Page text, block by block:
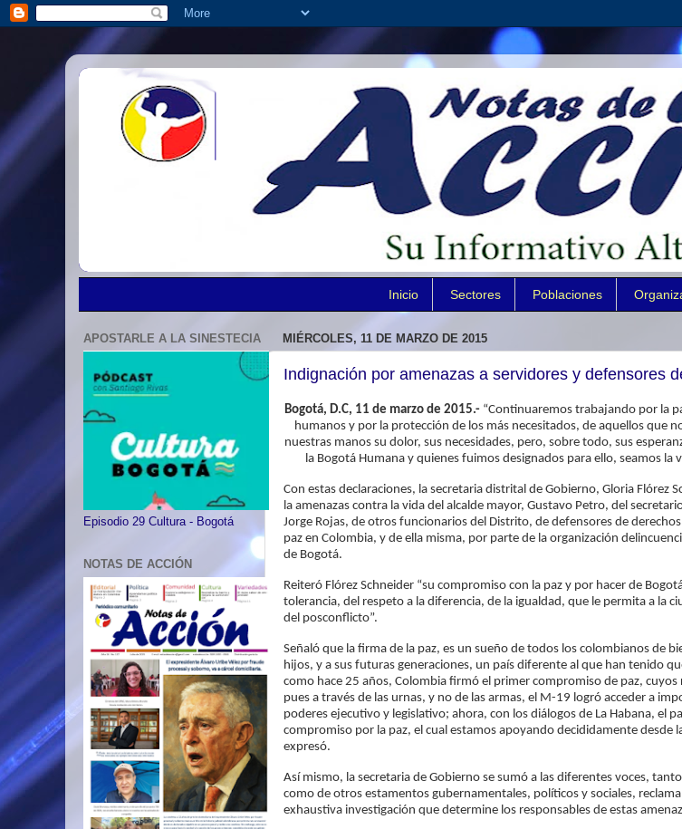
Inicio Sectores Poblaciones
MIÉRCOLES, 11 DE MARZO DE 2015
Indignación por amenazas a servidores y defensores
Bogotá, D.C, 11 de marzo de 2015.- “Continuaremos trabajando por la
humanos y por la protección de los más necesitados, de aquellos que
nuestras manos su dolor, sus necesidades, pero, sobre todo, sus
la Bogotá Humana y quienes fuimos designados para ello, seamos la
Con estas declaraciones, la secretaria distrital de Gobierno, Gloria Flórez
la amenazas contra la vida del alcalde mayor, Gustavo Petro, del
Jorge Rojas, de otros funcionarios del Distrito, de defensores de
paz en Colombia, y de ella misma, por parte de la organización
de Bogotá.
Reiteró Flórez Schneider “su compromiso con la paz y por hacer de
tolerancia, del respeto a la diferencia, de la igualdad, que le permita a la
del posconflicto”.
Señaló que la firma de la paz, es un sueño de todos los colombianos de
hijos, y a sus futuras generaciones, un país diferente al que han tenido
como hace 25 años, Colombia firmó el primer compromiso de paz,
pues a través de las urnas, y no de las armas, el M-19 logró acceder a
poderes ejecutivo y legislativo; ahora, con los diálogos de La Habana, el
compromiso por la paz, el cual estamos apoyando decididamente desde
expresó.
Así mismo, la secretaria de Gobierno se sumó a las diferentes voces,
como de otros estamentos gubernamentales, políticos y sociales,
exhaustiva investigación que determine los responsables de estas
APOSTARLE A LA SINESTECIA
Episodio 29 Cultura - Bogotá
NOTAS DE ACCIÓN